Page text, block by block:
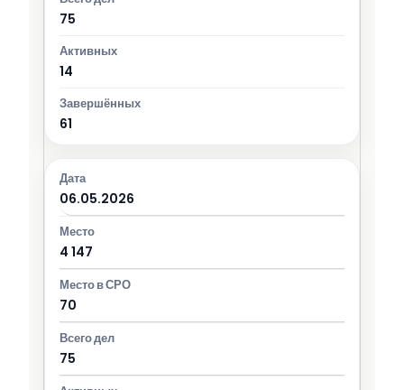
75
14
61
06.05.2026
4 147
70
75